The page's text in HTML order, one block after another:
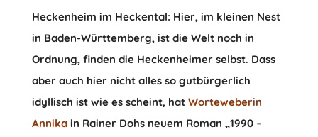
Heckenheim im Heckental: Hier, im kleinen Nest
in Baden-Württemberg, ist die Welt noch in
Ordnung, finden die Heckenheimer selbst. Dass
aber auch hier nicht alles so gutbürgerlich
idyllisch ist wie es scheint, hat Worteweberin
Annikain Rainer Dohs neuem Roman „1990 –